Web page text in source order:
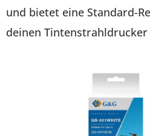
und bietet eine Standard-
deinen Tintenstrahldrucker